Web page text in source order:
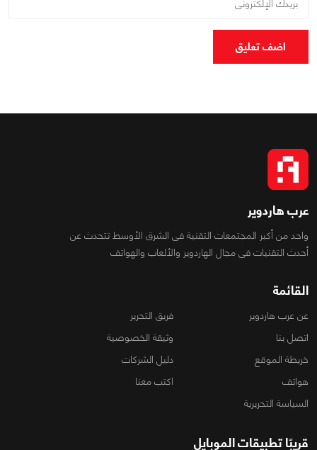
اضف تعليق
عرب هاردوير
واحد من أكبر المجتمعات التقنية فى الشرق الأوسط تتحدث عن
أحدث التقنيات فى مجال الهاردوير والألعاب والهواتف
القائمة
عن عرب هاردوير
فريق التحرير
اتصل بنا
وثيقة الخصوصية
خريطة الموقع
دليل الشركات
هواتف
اكتب معنا
السياسة التحريرية
قريبًا تطبيقات الموبايل